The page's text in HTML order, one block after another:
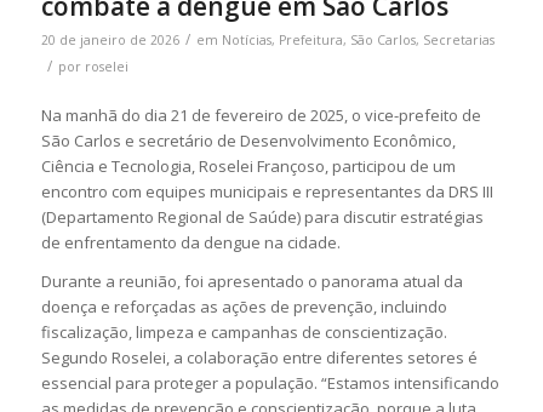
20 de janeiro de 2026 / em Notícias, Prefeitura, São Carlos, Secretarias
/ por roselei
Na manhã do dia 21 de fevereiro de 2025, o vice-prefeito de
São Carlos e secretário de Desenvolvimento Econômico,
Ciência e Tecnologia, Roselei Françoso, participou de um
encontro com equipes municipais e representantes da DRS III
(Departamento Regional de Saúde) para discutir estratégias
de enfrentamento da dengue na cidade.
Durante a reunião, foi apresentado o panorama atual da
doença e reforçadas as ações de prevenção, incluindo
fiscalização, limpeza e campanhas de conscientização.
Segundo Roselei, a colaboração entre diferentes setores é
essencial para proteger a população. “Estamos intensificando